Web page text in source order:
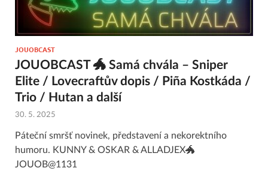
JOUOBCAST
JOUOBCAST 🐲 Samá chvála – Sniper
Elite / Lovecraftův dopis / Piña Kostkáda /
Trio / Hutan a další
30. 5. 2025
Páteční smršť novinek, představení a nekorektního
humoru. KUNNY & OSKAR & ALLADJEX🐲
JOUOB@1131